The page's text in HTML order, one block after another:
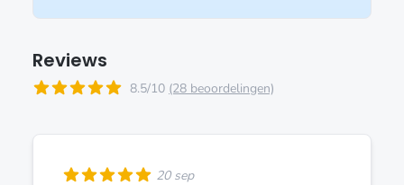
Reviews
8.5/10 (28 beoordelingen)
20 sep